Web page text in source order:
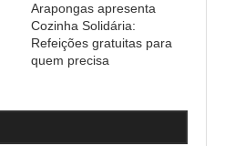
Arapongas apresenta
Cozinha Solidária:
Refeições gratuitas para
quem precisa